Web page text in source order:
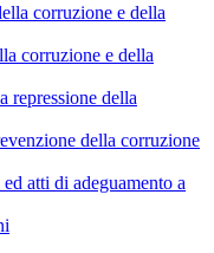
corruzione e della
corruzione e della
repressione della
della corruzione
atti di adeguamento a